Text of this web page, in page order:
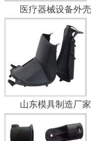
医疗器械设备外壳
山东模具制造厂家